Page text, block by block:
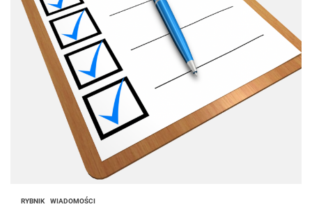
RYBNIK WIADOMOŚCI